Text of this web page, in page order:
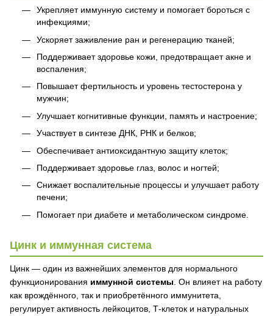
Укрепляет иммунную систему и помогает бороться с
инфекциями;
Ускоряет заживление ран и регенерацию тканей;
Поддерживает здоровье кожи, предотвращает акне и
воспаления;
Повышает фертильность и уровень тестостерона у
мужчин;
Улучшает когнитивные функции, память и настроение;
Участвует в синтезе ДНК, РНК и белков;
Обеспечивает антиоксидантную защиту клеток;
Поддерживает здоровье глаз, волос и ногтей;
Снижает воспалительные процессы и улучшает работу
печени;
Помогает при диабете и метаболическом синдроме.
Цинк и иммунная система
Цинк — один из важнейших элементов для нормального
функционирования иммунной системы. Он влияет на работу
как врождённого, так и приобретённого иммунитета,
регулирует активность лейкоцитов, Т-клеток и натуральных